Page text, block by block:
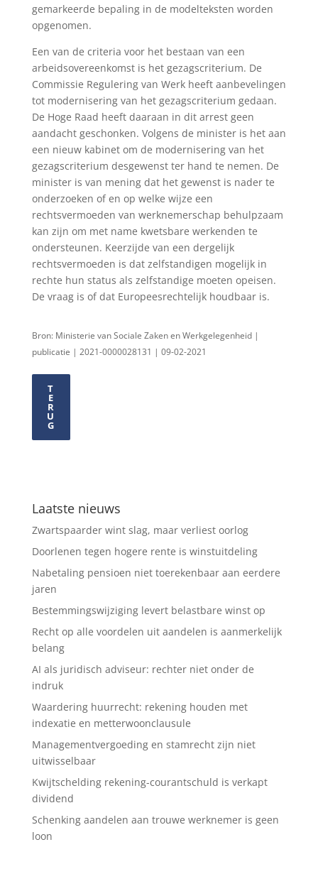
gemarkeerde bepaling in de modelteksten worden
opgenomen.
Een van de criteria voor het bestaan van een
arbeidsovereenkomst is het gezagscriterium. De
Commissie Regulering van Werk heeft aanbevelingen
tot modernisering van het gezagscriterium gedaan.
De Hoge Raad heeft daaraan in dit arrest geen
aandacht geschonken. Volgens de minister is het aan
een nieuw kabinet om de modernisering van het
gezagscriterium desgewenst ter hand te nemen. De
minister is van mening dat het gewenst is nader te
onderzoeken of en op welke wijze een
rechtsvermoeden van werknemerschap behulpzaam
kan zijn om met name kwetsbare werkenden te
ondersteunen. Keerzijde van een dergelijk
rechtsvermoeden is dat zelfstandigen mogelijk in
rechte hun status als zelfstandige moeten opeisen.
De vraag is of dat Europeesrechtelijk houdbaar is.
Bron: Ministerie van Sociale Zaken en Werkgelegenheid |
publicatie | 2021-0000028131 | 09-02-2021
T
E
R
U
G
Laatste nieuws
Zwartspaarder wint slag, maar verliest oorlog
Doorlenen tegen hogere rente is winstuitdeling
Nabetaling pensioen niet toerekenbaar aan eerdere
jaren
Bestemmingswijziging levert belastbare winst op
Recht op alle voordelen uit aandelen is aanmerkelijk
belang
AI als juridisch adviseur: rechter niet onder de
indruk
Waardering huurrecht: rekening houden met
indexatie en metterwoonclausule
Managementvergoeding en stamrecht zijn niet
uitwisselbaar
Kwijtschelding rekening-courantschuld is verkapt
dividend
Schenking aandelen aan trouwe werknemer is geen
loon